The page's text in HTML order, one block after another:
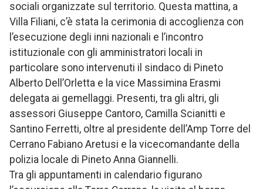
sociali organizzate sul territorio. Questa mattina, a
Villa Filiani, c’è stata la cerimonia di accoglienza con
l’esecuzione degli inni nazionali e l’incontro
istituzionale con gli amministratori locali in
particolare sono intervenuti il sindaco di Pineto
Alberto Dell’Orletta e la vice Massimina Erasmi
delegata ai gemellaggi. Presenti, tra gli altri, gli
assessori Giuseppe Cantoro, Camilla Scianitti e
Santino Ferretti, oltre al presidente dell’Amp Torre del
Cerrano Fabiano Aretusi e la vicecomandante della
polizia locale di Pineto Anna Giannelli.
Tra gli appuntamenti in calendario figurano